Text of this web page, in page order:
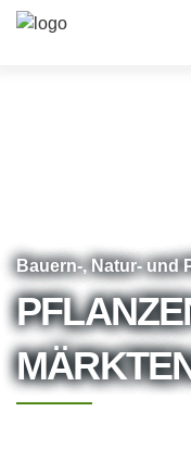
Bauern-, Natur- und